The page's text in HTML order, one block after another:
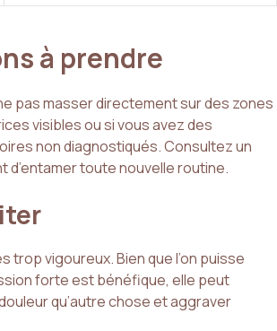
à prendre
pas masser directement sur des zones
visibles ou si vous avez des
non diagnostiqués. Consultez un
d’entamer toute nouvelle routine.
trop vigoureux. Bien que l’on puisse
forte est bénéfique, elle peut
qu’autre chose et aggraver